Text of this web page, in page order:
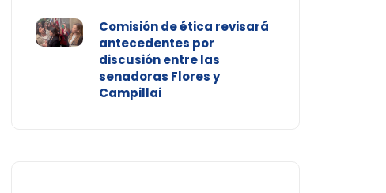
Comisión de ética revisará
antecedentes por
discusión entre las
senadoras Flores y
Campillai